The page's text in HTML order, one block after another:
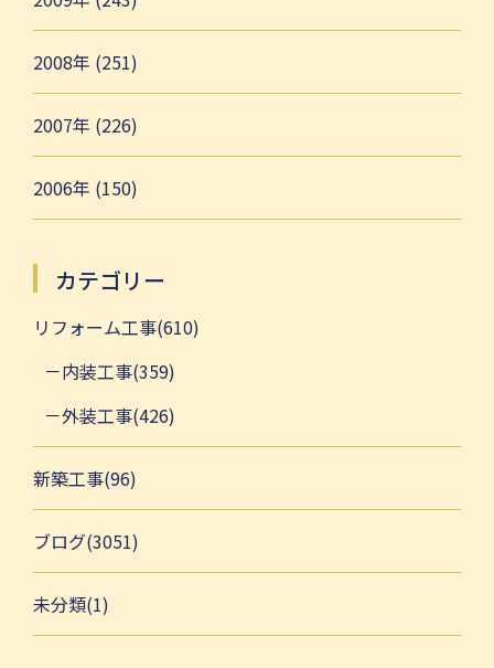
2008年 (251)
2007年 (226)
2006年 (150)
カテゴリー
リフォーム工事(610)
内装工事(359)
外装工事(426)
新築工事(96)
ブログ(3051)
未分類(1)